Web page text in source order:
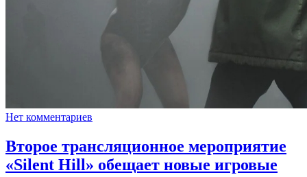
Нет комментариев
Второе трансляционное мероприятие
«Silent Hill» обещает новые игровые